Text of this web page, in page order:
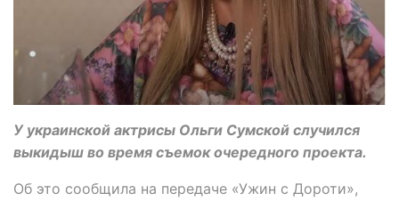
У украинской актрисы Ольги Сумской случился
выкидыш во время съемок очередного проекта.
Об это сообщила на передаче «Ужин с Дороти»,